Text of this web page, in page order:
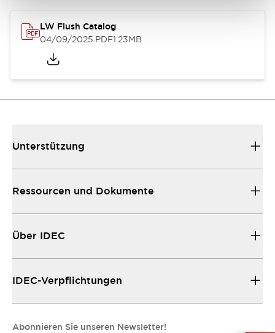
LW Flush Catalog
04/09/2025.PDF1.23MB
Unterstützung
Ressourcen und Dokumente
Über IDEC
IDEC-Verpflichtungen
Abonnieren Sie unseren Newsletter!